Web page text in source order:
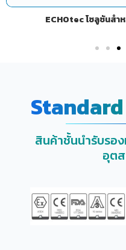
ECHOtec โซลูชันสำ
สินค้าชั้นนำรับรอ
อุต